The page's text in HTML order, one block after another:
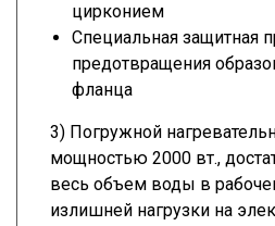
цирконием
Специальная защитная
предотвращения
фланца
3) Погружной
мощностью 2000 вт.,
весь объем воды в
излишней нагрузки на